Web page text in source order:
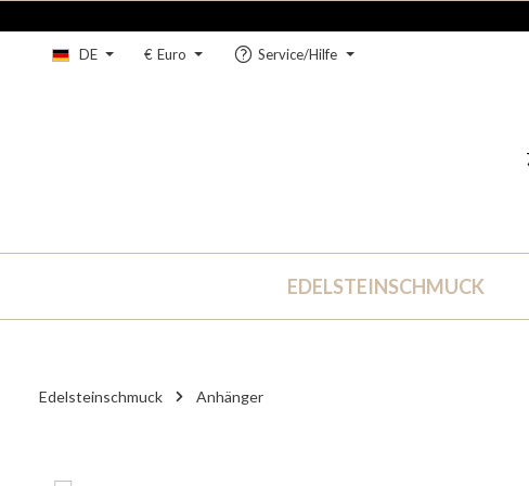
DE € Euro Service/Hilfe
EDELSTEINSCHMUCK
Edelsteinschmuck Anhänger